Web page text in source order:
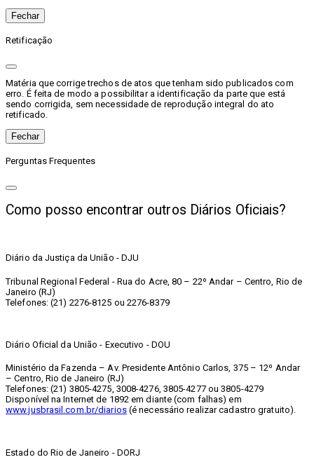
Fechar
Retificação
Matéria que corrige trechos de atos que tenham sido publicados com
erro. É feita de modo a possibilitar a identificação da parte que está
sendo corrigida, sem necessidade de reprodução integral do ato
retificado.
Fechar
Perguntas Frequentes
Como posso encontrar outros Diários Oficiais?
Diário da Justiça da União - DJU
Tribunal Regional Federal - Rua do Acre, 80 – 22º Andar – Centro, Rio de
Janeiro (RJ)
Telefones: (21) 2276-8125 ou 2276-8379
Diário Oficial da União - Executivo - DOU
Ministério da Fazenda – Av. Presidente Antônio Carlos, 375 – 12º Andar
– Centro, Rio de Janeiro (RJ)
Telefones: (21) 3805-4275, 3008-4276, 3805-4277 ou 3805-4279
Disponível na Internet de 1892 em diante (com falhas) em
www.jusbrasil.com.br/diarios(é necessário realizar cadastro gratuito).
Estado do Rio de Janeiro - DORJ